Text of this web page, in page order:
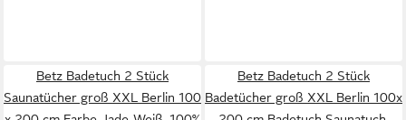
Betz Badetuch 2 Stück
Saunatücher groß XXL Berlin 100
Betz Badetuch 2 Stück
Badetücher groß XXL Berlin 100x